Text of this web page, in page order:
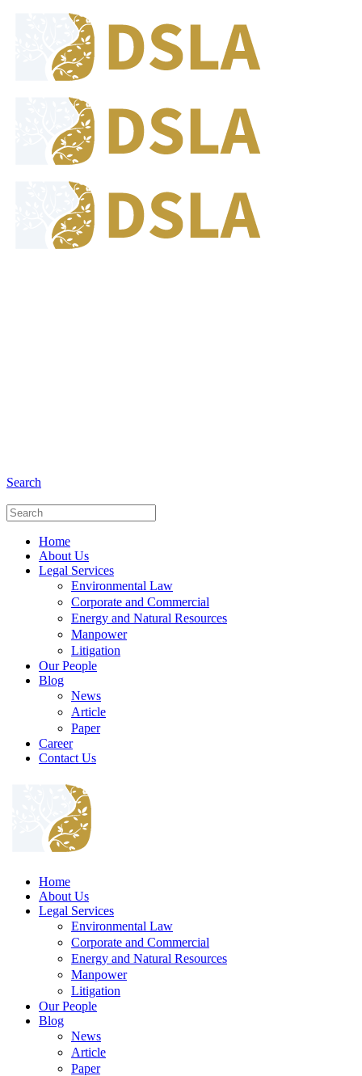
Search
Home
About Us
Legal Services
Environmental Law
Corporate and Commercial
Energy and Natural Resources
Manpower
Litigation
Our People
Blog
News
Article
Paper
Career
Contact Us
Home
About Us
Legal Services
Environmental Law
Corporate and Commercial
Energy and Natural Resources
Manpower
Litigation
Our People
Blog
News
Article
Paper